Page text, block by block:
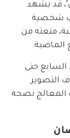
قد يشهد
شخصية
منعته من
الماضية.
حتى
التصوير
المعالج نصحه